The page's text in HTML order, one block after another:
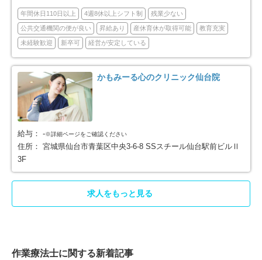
年間休日110日以上 4週8休以上シフト制 残業少ない
公共交通機関の便が良い 昇給あり 産休育休が取得可能 教育充実
未経験歓迎 新卒可 経営が安定している
かもみーる心のクリニック仙台院
給与： -※詳細ページをご確認ください
住所： 宮城県仙台市青葉区中央3-6-8 SSスチール仙台駅前ビルⅡ
3F
求人をもっと見る
作業療法士に関する新着記事